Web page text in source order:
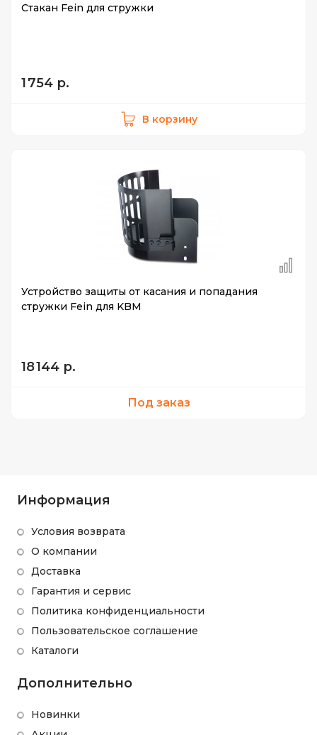
Стакан Fein для стружки
1 754 р.
В корзину
Устройство защиты от касания и попадания
стружки Fein для KBM
18 144 р.
Под заказ
Информация
Условия возврата
О компании
Доставка
Гарантия и сервис
Политика конфиденциальности
Пользовательское соглашение
Каталоги
Дополнительно
Новинки